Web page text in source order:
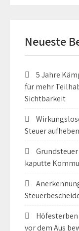
Neueste
5 Jahre
für mehr
Sichtbarkeit
Steuer
kaputte
vor dem Aus